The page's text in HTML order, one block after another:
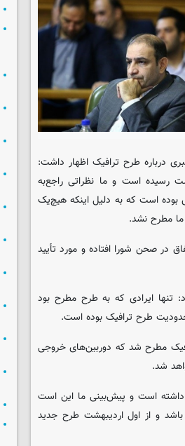
درباره طرح ترافیک اظهار داشت:
رسیده است و ما نظراتی راجع‌به
بوده است که به دلیل اینکه هیچ‌یک
ما مطرح نشد.
در صحن شورا افتاده و مورد تأیید
تنها ایرادی که به طرح مطرح بود
طرح ترافیک بوده است.
مطرح شد که دوربین‌های خروجی
شد.
طرح ترافیک تا 15 فروردین اعتبار داشته است و پیش‌بینی ما این است
سال 97 نیز اعتبار داشته باشد و از اول اردیبهشت طرح جدید